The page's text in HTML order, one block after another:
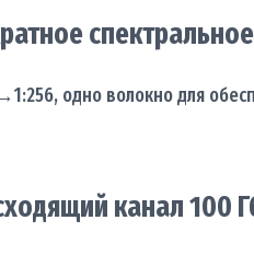
одно волокно для
канал 100